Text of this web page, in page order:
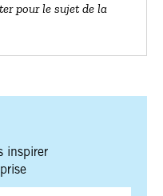
pour le sujet de la
inspirer